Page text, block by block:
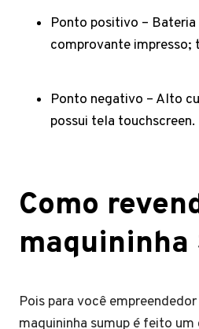
Ponto positivo –
comprovante impresso;
Ponto negativo – Alto
possui tela touchscreen.
Como
maquininha
Pois para você
maquininha sumup é feito um